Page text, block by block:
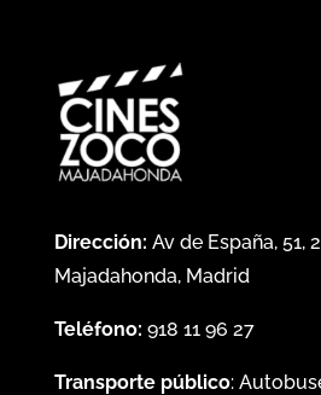
Dirección: Av de España, 51,
Majadahonda, Madrid
Teléfono: 918 11 96 27
Transporte público: